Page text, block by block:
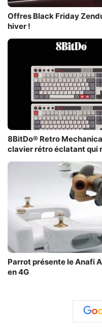
Offres Black Friday
hiver !
8BitDo® Retro
clavier rétro éclatant qui
Parrot présente le Anafi
en 4G